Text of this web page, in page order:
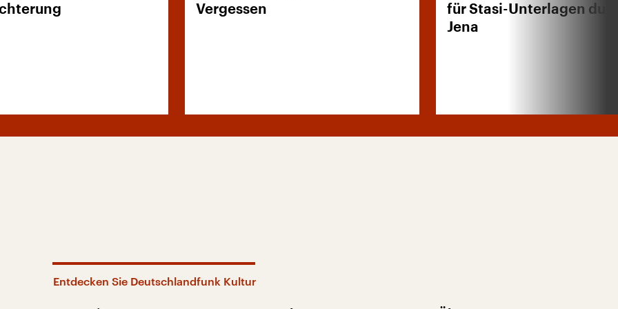
Vergessen
für Stasi-Unterlagen
Jena
Entdecken Sie Deutschlandfunk Kultur